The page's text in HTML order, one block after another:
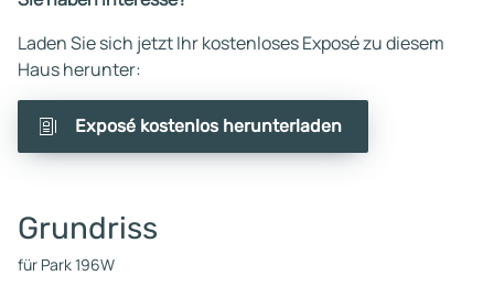
Laden Sie sich jetzt Ihr kostenloses Exposé zu diesem
Haus herunter:
Exposé kostenlos herunterladen
Grundriss
für Park 196W